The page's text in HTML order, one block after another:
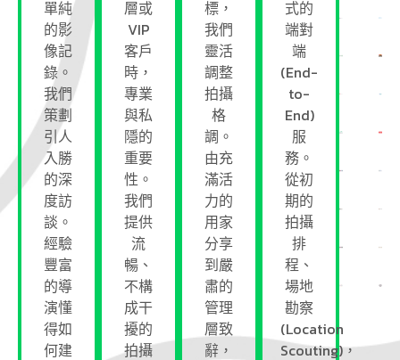
單純
的影
像記
錄。
我們
策劃
引人
入勝
的深
度訪
談。
經驗
豐富
的導
演懂
得如
何建
層或
VIP
客戶
時，
專業
與私
隱的
重要
性。
我們
提供
流
暢、
不構
成干
擾的
拍攝
標，
我們
靈活
調整
拍攝
格
調。
由充
滿活
力的
用家
分享
到嚴
肅的
管理
層致
辭，
式的
端對
端
(End-
to-
End)
服
務。
從初
期的
拍攝
排
程、
場地
勘察
(Location
Scouting)，